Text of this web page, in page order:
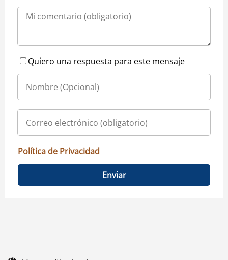
Quiero una respuesta para este mensaje
Política de Privacidad
Enviar